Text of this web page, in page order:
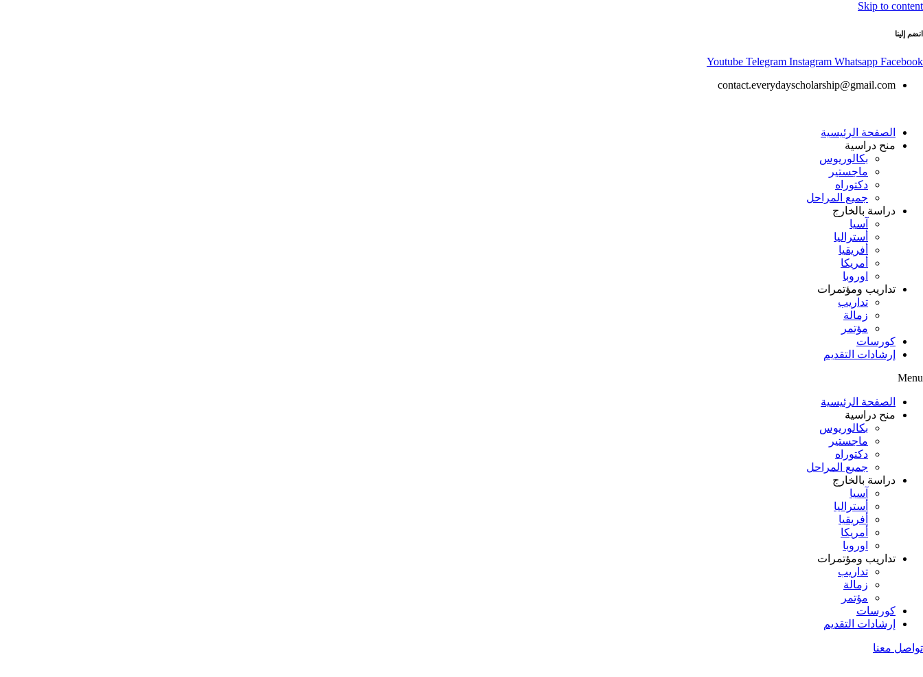
Skip to content
انضم إلينا
Youtube Telegram Instagram Whatsapp Facebook
contact.everydayscholarship@gmail.com
الصفحة الرئيسية
منح دراسية
بكالوريوس
ماجستير
دكتوراه
جميع المراحل
دراسة بالخارج
آسيا
أستراليا
أفريقيا
أمريكا
اوروبا
تداريب ومؤتمرات
تداريب
زمالة
مؤتمر
كورسات
إرشادات التقديم
Menu
الصفحة الرئيسية
منح دراسية
بكالوريوس
ماجستير
دكتوراه
جميع المراحل
دراسة بالخارج
آسيا
أستراليا
أفريقيا
أمريكا
اوروبا
تداريب ومؤتمرات
تداريب
زمالة
مؤتمر
كورسات
إرشادات التقديم
تواصل معنا